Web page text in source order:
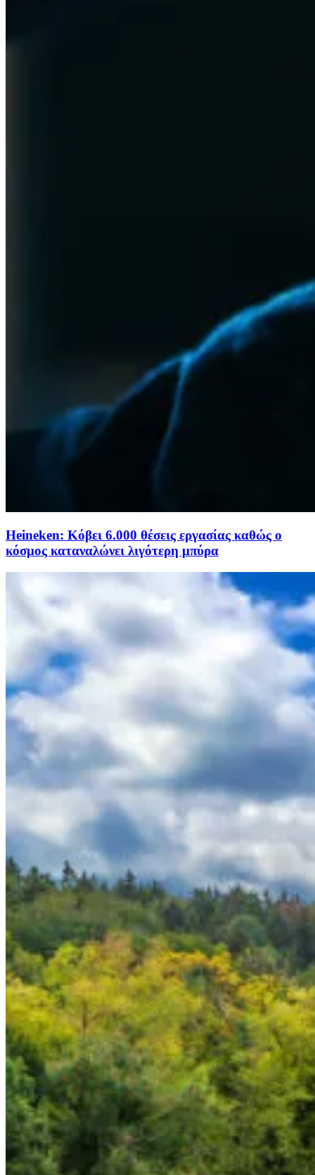
Heineken: Κόβει 6.000 θέσεις εργασίας καθώς ο
κόσμος καταναλώνει λιγότερη μπύρα